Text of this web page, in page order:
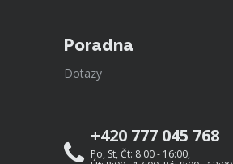
Poradna
Dotazy
+420 777 045 768
Po, St, Čt: 8:00 - 16:00,